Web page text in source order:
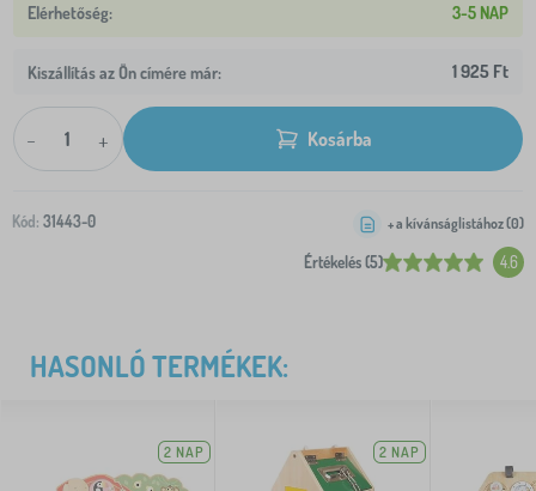
3-5 NAP
Kiszállítás az Ön címére már: 1 925 Ft
- + Kosárba
Kód: 31443-0
Értékelés (5) 4.6
+ a kívánságlistához (0)
HASONLÓ TERMÉKEK:
2 NAP 2 NAP